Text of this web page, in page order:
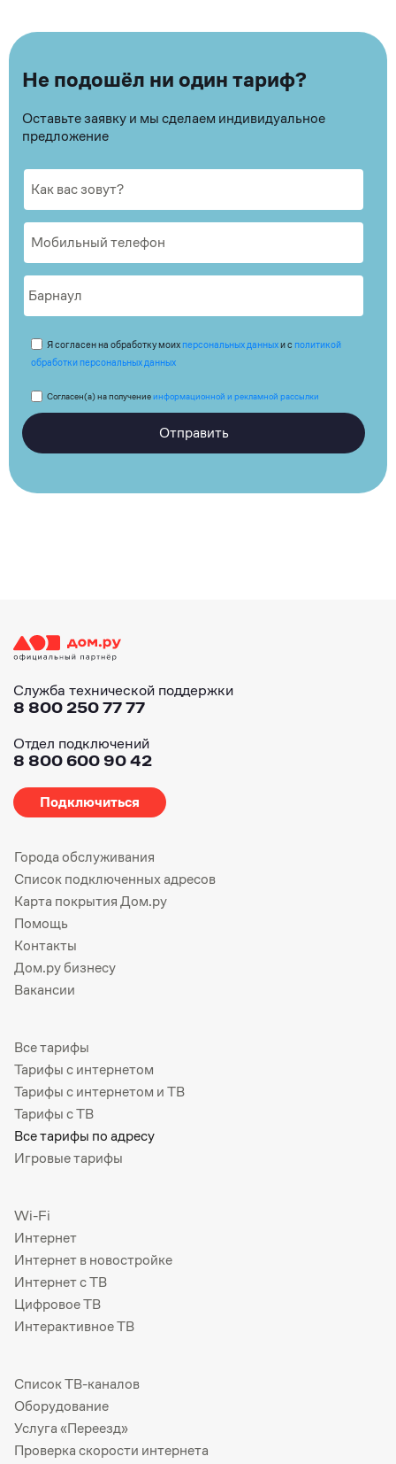
Не подошёл ни один тариф?
Оставьте заявку и мы сделаем индивидуальное
предложение
Я согласен на обработку моих персональных данныхи с политикой
обработки персональных данных
Согласен(а) на получениеинформационной и рекламной рассылки
Отправить
Служба технической поддержки
8 800 250 77 77
Отдел подключений
8 800 600 90 42
Подключиться
Города обслуживания
Список подключенных адресов
Карта покрытия Дом.ру
Помощь
Контакты
Дом.ру бизнесу
Вакансии
Все тарифы
Тарифы с интернетом
Тарифы с интернетом и ТВ
Тарифы с ТВ
Все тарифы по адресу
Игровые тарифы
Wi-Fi
Интернет
Интернет в новостройке
Интернет с ТВ
Цифровое ТВ
Интерактивное ТВ
Список ТВ-каналов
Оборудование
Услуга «Переезд»
Проверка скорости интернета